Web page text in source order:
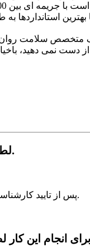
سلامت روان
لطفا دیدگاه خود را ثبت نمایید.
پس از تایید کارشناسان سایت، قابل نمایش خواهد بود.
برای انجام این کار